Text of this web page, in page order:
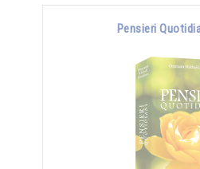
Pensieri